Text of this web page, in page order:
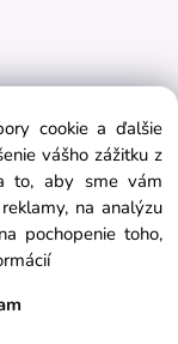
cookie a ďalšie
vášho zážitku z
to, aby sme vám
na analýzu
pochopenie toho,